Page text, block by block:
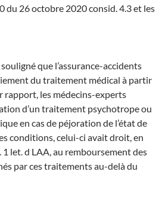
du 26 octobre 2020 consid. 4.3 et les
que l’assurance-accidents
du traitement médical à partir
rapport, les médecins-experts
d’un traitement psychotrope ou
en cas de péjoration de l’état de
conditions, celui-ci avait droit, en
1 let. d LAA, au remboursement des
par ces traitements au-delà du